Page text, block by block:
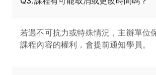
若遇不可抗力或特殊情況，主辦單位
課程內容的權利，會提前通知學員。